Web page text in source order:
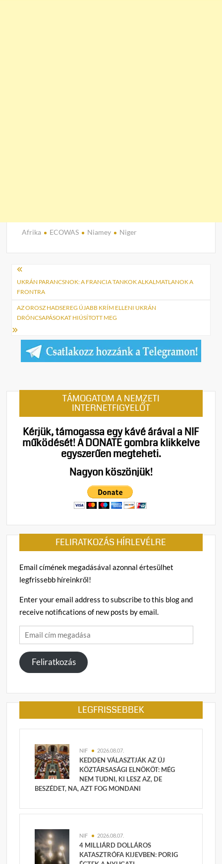
Afrika ECOWAS Niamey Niger
Bejegyzés
navigáció
UKRÁN PARANCSNOK: A FRANCIA TANKOK ALKALMATLANOK A
FRONTRA
AZ OROSZ HADSEREG ÚJABB KRÍM ELLENI UKRÁN
DRÓNCSAPÁSOKAT HIÚSÍTOTT MEG
TÁMOGATOM A NEMZETI
INTERNETFIGYELŐT
Kérjük, támogassa egy kávé árával a NIF
működését!A DONATE gombra klikkelve
egyszerűen megteheti.
Nagyon köszönjük!
FELIRATKOZÁS HÍRLEVÉLRE
Email címének megadásával azonnal értesülhet
legfrissebb híreinkről!
Enter your email address to subscribe to this blog and
receive notifications of new posts by email.
Email
cím
megadása
Feliratkozás
LEGFRISSEBBEK
NIF 2026.08.07.
KEDDEN VÁLASZTJÁK AZ ÚJ
KÖZTÁRSASÁGI ELNÖKÖT: MÉG
NEM TUDNI, KI LESZ AZ, DE
BESZÉDET, NA, AZT FOG MONDANI
NIF 2026.08.07.
4 MILLIÁRD DOLLÁROS
KATASZTRÓFA KIJEVBEN: PORIG